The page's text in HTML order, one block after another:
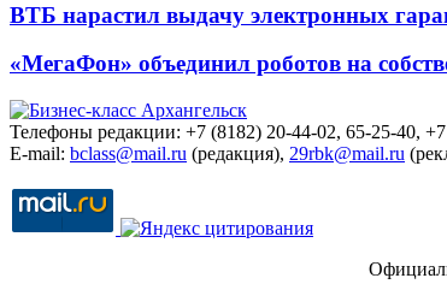
ВТБ нарастил выдачу электронных
«МегаФон» объединил роботов на
Телефоны редакции: +7 (8182) 20-44-02, 65-25-40,
E-mail: bclass@mail.ru (редакция), 29rbk@mail.ru